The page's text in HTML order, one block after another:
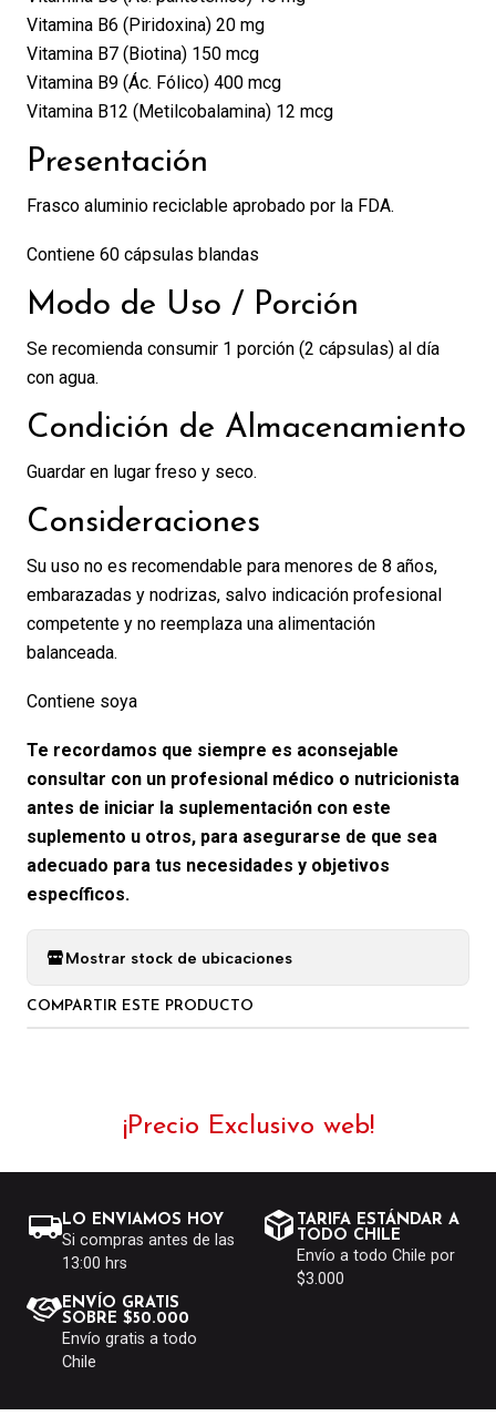
Vitamina B6 (Piridoxina) 20 mg
Vitamina B7 (Biotina) 150 mcg
Vitamina B9 (Ác. Fólico) 400 mcg
Vitamina B12 (Metilcobalamina) 12 mcg
Presentación
Frasco aluminio reciclable aprobado por la FDA.
Contiene 60 cápsulas blandas
Modo de Uso / Porción
Se recomienda consumir 1 porción (2 cápsulas) al día
con agua.
Condición de Almacenamiento
Guardar en lugar freso y seco.
Consideraciones
Su uso no es recomendable para menores de 8 años,
embarazadas y nodrizas, salvo indicación profesional
competente y no reemplaza una alimentación
balanceada.
Contiene soya
Te recordamos que siempre es aconsejable
consultar con un profesional médico o nutricionista
antes de iniciar la suplementación con este
suplemento u otros, para asegurarse de que sea
adecuado para tus necesidades y objetivos
específicos.
Mostrar stock de ubicaciones
COMPARTIR ESTE PRODUCTO
¡Precio Exclusivo web!
LO ENVIAMOS HOY
Si compras antes de las
13:00 hrs
TARIFA ESTÁNDAR A
TODO CHILE
Envío a todo Chile por
$3.000
ENVÍO GRATIS
SOBRE $50.000
Envío gratis a todo
Chile